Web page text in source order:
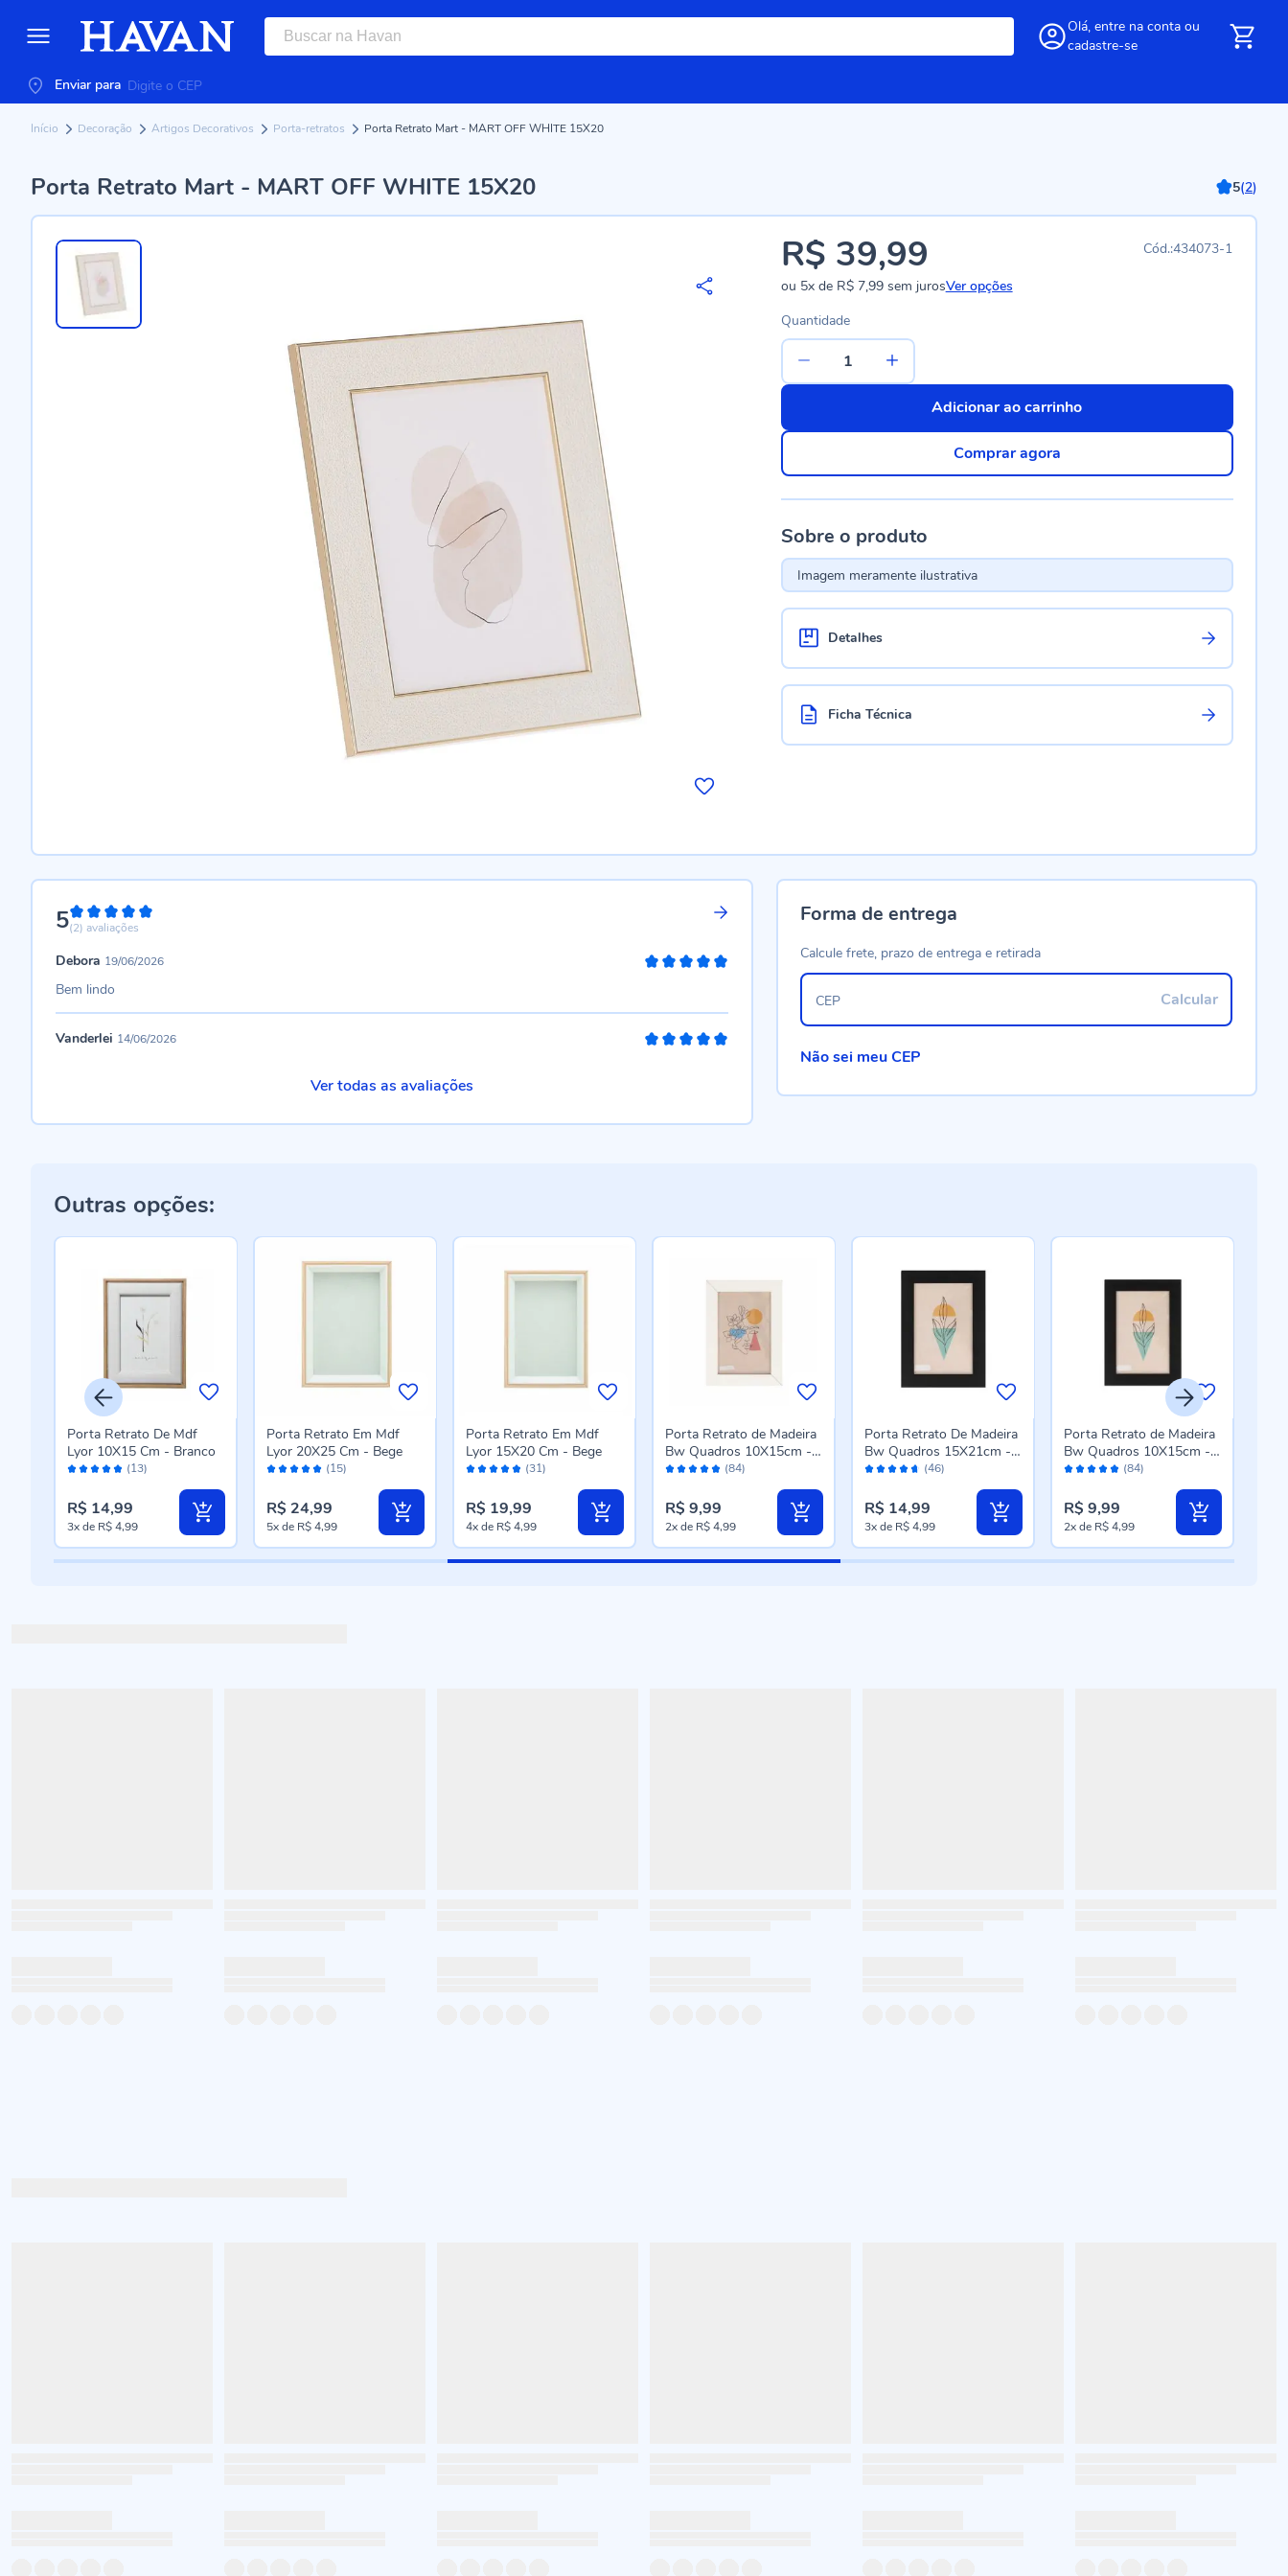
Olá, entre na conta ou
cadastre-se
Enviar para
Início Decoração Artigos Decorativos Porta-retratos Porta Retrato Mart - MART OFF WHITE 15X20
Porta Retrato Mart - MART OFF WHITE 15X20 5(2)
434073-1
R$ 39,99
ou 5xde R$ 7,99sem jurosVer opções
Quantidade
Adicionar ao carrinho
Comprar agora
Sobre o produto
Imagem meramente ilustrativa
Detalhes
Ficha Técnica
5100%
(2) avaliações
Debora 19/06/2026
Bem lindo
Vanderlei 14/06/2026
Ver todas as avaliações
Forma de entrega
Calcule frete, prazo de entrega e retirada
Calcular
CEP
Não sei meu CEP
Outras opções:
Avaliação: (13)
Porta Retrato De Mdf
Lyor 10X15 Cm - Branco
R$ 14,99
3xde R$ 4,99
Avaliação: (15)
Porta Retrato Em Mdf
Lyor 20X25 Cm - Bege
R$ 24,99
5xde R$ 4,99
Avaliação: (31)
Porta Retrato Em Mdf
Lyor 15X20 Cm - Bege
R$ 19,99
4xde R$ 4,99
Avaliação: (84)
Porta Retrato de Madeira
Bw Quadros 10X15cm -
Branco
R$ 9,99
2xde R$ 4,99
Avaliação: (46)
Porta Retrato De Madeira
Bw Quadros 15X21cm -
Preto
R$ 14,99
3xde R$ 4,99
Avaliação: (84)
Porta Retrato de Madeira
Bw Quadros 10X15cm -
Preto
R$ 9,99
2xde R$ 4,99